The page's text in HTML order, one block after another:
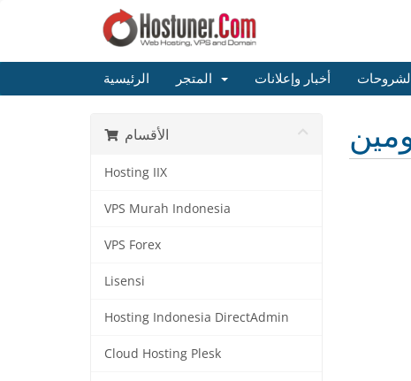
الرئيسية أخبار وإعلانات
الأقسام
Hosting IIX
VPS Murah Indonesia
VPS Forex
Lisensi
Hosting Indonesia DirectAdmin
Cloud Hosting Plesk